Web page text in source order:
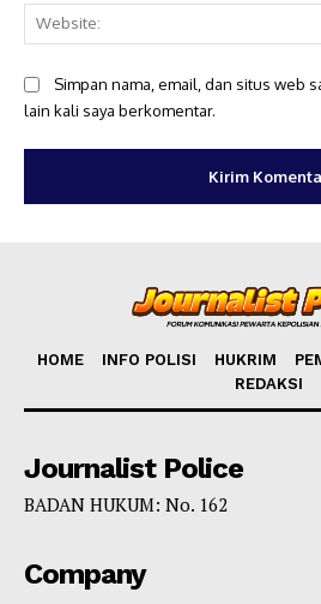
Simpan nama, email, dan situs web
lain kali saya berkomentar.
HOME INFO POLISI HUKRIM
REDAKSI
Journalist Police
BADAN HUKUM: No. 162
Company